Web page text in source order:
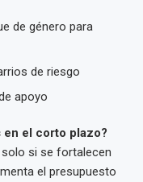
de género para
de riesgo
apoyo
el corto plazo?
si se fortalecen
el presupuesto